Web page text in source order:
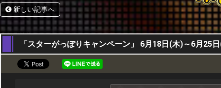
新しい記事へ
18,06,2026
「スターがっぽりキャンペーン」 6月18日(木)～6月25